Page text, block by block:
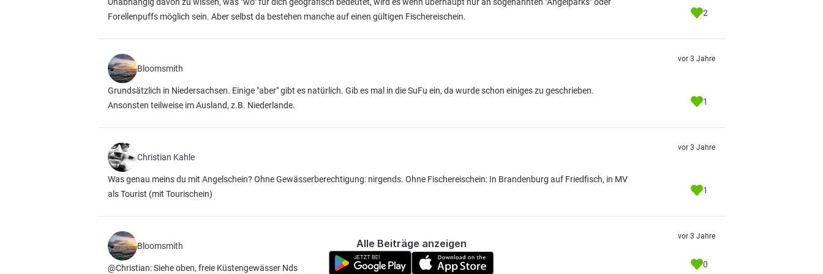
Forellenpuffs möglich sein. Aber selbst da bestehen manche auf einen gültigen Fischereischein.
2
Bloomsmith
Grundsätzlich in Niedersachsen. Einige "aber" gibt es natürlich. Gib es mal in die SuFu ein, da wurde schon einiges zu geschrieben.
Ansonsten teilweise im Ausland, z.B. Niederlande.
vor 3 Jahre
1
Christian Kahle
Was genau meins du mit Angelschein? Ohne Gewässerberechtigung: nirgends. Ohne Fischereischein: In Brandenburg auf Friedfisch, in MV
als Tourist (mit Tourischein)
vor 3 Jahre
1
Bloomsmith
@Christian: Siehe oben, freie Küstengewässer Nds
vor 3 Jahre
0
Alle Beiträge anzeigen